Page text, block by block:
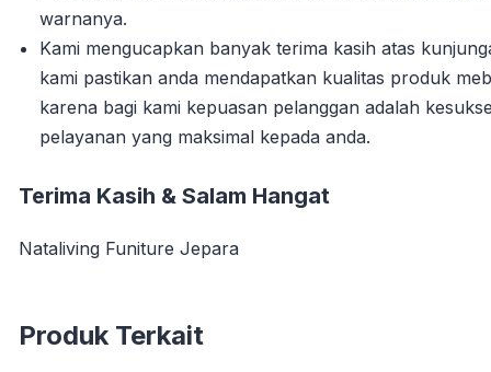
warnanya.
Kami mengucapkan banyak terima kasih atas
kami pastikan anda mendapatkan kualitas produk
karena bagi kami kepuasan pelanggan adalah
pelayanan yang maksimal kepada anda.
Terima Kasih & Salam Hangat
Nataliving Funiture Jepara
Produk Terkait